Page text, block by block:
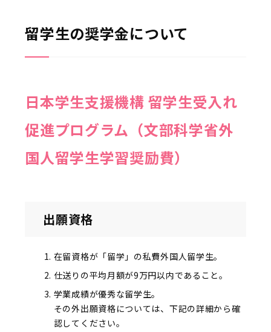
留学生の奨学金について
日本学生支援機構 留学生受入れ
促進プログラム（文部科学省外
国人留学生学習奨励費）
出願資格
在留資格が「留学」の私費外国人留学生。
仕送りの平均月額が9万円以内であること。
学業成績が優秀な留学生。
その外出願資格については、下記の詳細から確
認してください。